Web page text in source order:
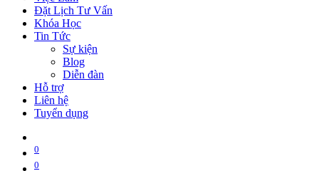
Đặt Lịch Tư Vấn
Khóa Học
Tin Tức
Sự kiện
Blog
Diễn đàn
Hỗ trợ
Liên hệ
Tuyển dụng
0
0